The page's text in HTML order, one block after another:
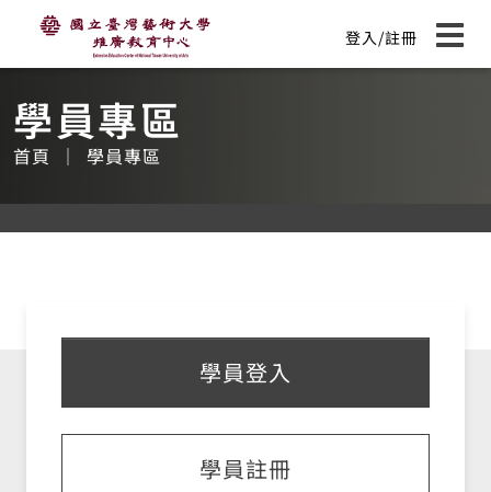
內
容
國立臺灣藝術大學推廣教育中心
登入/註冊
展開
:::
學員專區
首頁 學員專區
學員登入
學員註冊